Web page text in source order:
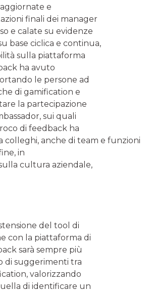
e
finali dei manager
e calate su evidenze
base ciclica e continua,
sulla piattaforma
ha avuto
le persone ad
di gamification e
la partecipazione
sui quali
di feedback ha
colleghi, anche di team e funzioni
in
cultura aziendale,
del tool di
con la piattaforma di
sarà sempre più
di suggerimenti tra
valorizzando
di identificare un